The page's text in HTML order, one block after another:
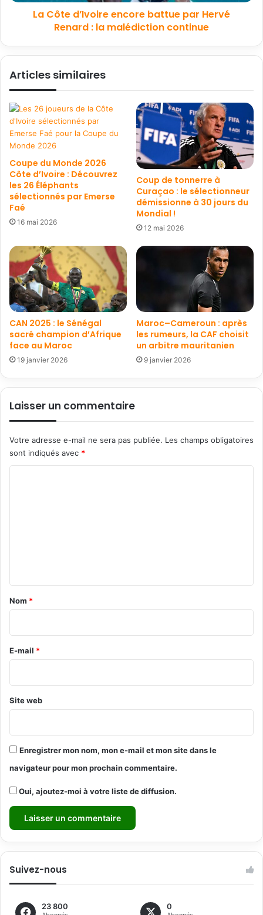
La Côte d’Ivoire encore battue par Hervé
Renard : la malédiction continue
Articles similaires
Coupe du Monde 2026
Côte d’Ivoire : Découvrez
les 26 Éléphants
sélectionnés par Emerse
Faé
16 mai 2026
Coup de tonnerre à
Curaçao : le sélectionneur
démissionne à 30 jours du
Mondial !
12 mai 2026
CAN 2025 : le Sénégal
sacré champion d’Afrique
face au Maroc
19 janvier 2026
Maroc–Cameroun : après
les rumeurs, la CAF choisit
un arbitre mauritanien
9 janvier 2026
Laisser un commentaire
Votre adresse e-mail ne sera pas publiée. Les champs obligatoires
sont indiqués avec *
a
r
e
Nom *
E-mail *
Site web
Enregistrer mon nom, mon e-mail et mon site dans le
navigateur pour mon prochain commentaire.
Oui, ajoutez-moi à votre liste de diffusion.
Suivez-nous
23 800 0